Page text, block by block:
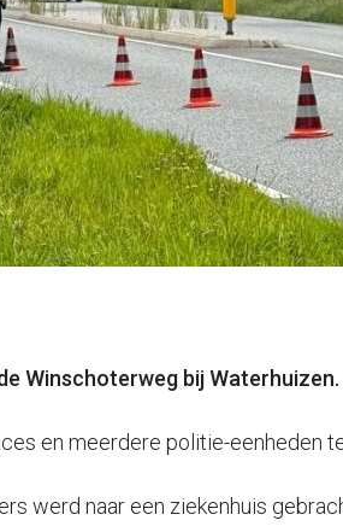
bij
en meerdere politie-eenheden
werd naar een ziekenhuis